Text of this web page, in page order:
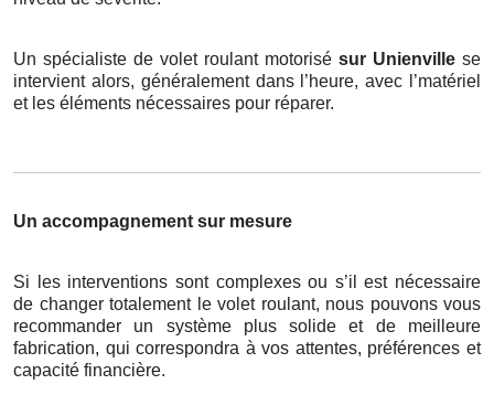
Un spécialiste de volet roulant motorisé sur Unienville se
intervient alors, généralement dans l’heure, avec l’matériel
et les éléments nécessaires pour réparer.
Un accompagnement sur mesure
Si les interventions sont complexes ou s’il est nécessaire
de changer totalement le volet roulant, nous pouvons vous
recommander un système plus solide et de meilleure
fabrication, qui correspondra à vos attentes, préférences et
capacité financière.